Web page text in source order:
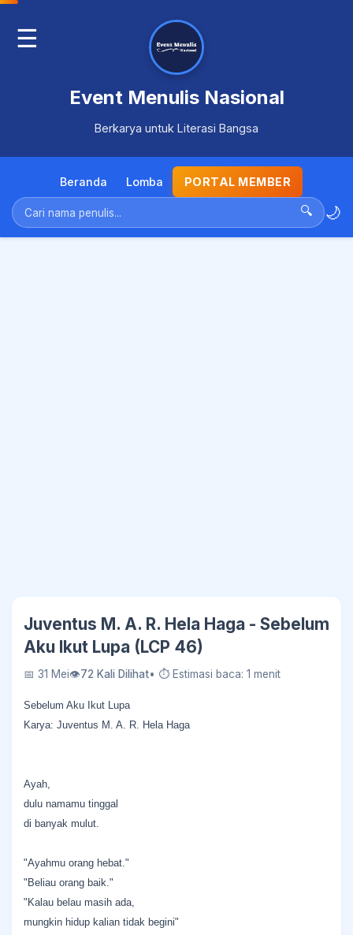
☰
Event Menulis Nasional
Berkarya untuk Literasi Bangsa
Beranda Lomba PORTAL MEMBER
🔍 🌙
Juventus M. A. R. Hela Haga - Sebelum
Aku Ikut Lupa (LCP 46)
📅 31 Mei👁72 Kali Dilihat• ⏱ Estimasi baca: 1 menit
Sebelum Aku Ikut Lupa
Karya: Juventus M. A. R. Hela Haga
Ayah,
dulu namamu tinggal
di banyak mulut.
"Ayahmu orang hebat."
"Beliau orang baik."
"Kalau belau masih ada,
mungkin hidup kalian tidak begini"